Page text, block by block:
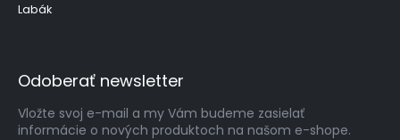
Labák
Odoberať newsletter
Vložte svoj e-mail a my Vám budeme zasielať
informácie o nových produktoch na našom e-shope.